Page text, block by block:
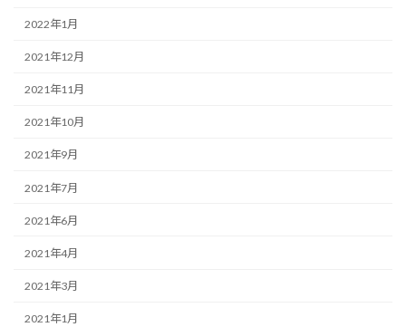
2022年1月
2021年12月
2021年11月
2021年10月
2021年9月
2021年7月
2021年6月
2021年4月
2021年3月
2021年1月